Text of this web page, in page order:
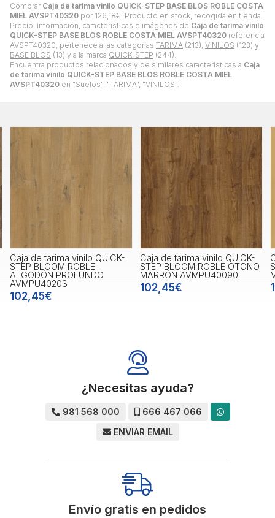
Comprar Caja de tarima vinilo QUICK-STEP BASE BLOS ROBLE COSTA
MIEL AVSPT40320 por 126,18€ . Producto en stock, recogida en tienda.
Precio, información, características e imágenes de Caja de tarima vinilo
QUICK-STEP BASE BLOS ROBLE COSTA MIEL AVSPT40320 referencia
AVSPT40320, pertenece a las categorías TARIMA (213), VINILOS (123) y
BASE BLOS (13) y a la marca QUICK-STEP (244).
Encuentra productos relacionados y de similares características a Caja
de tarima vinilo QUICK-STEP BASE BLOS ROBLE COSTA MIEL
AVSPT40320 en "Suelos", "TARIMA", "VINILOS".
Caja de tarima vinilo QUICK-
STEP BLOOM ROBLE OTOÑO
MARRÓN AVMPU40090
102,45€
Caja de tarima vinilo QUICK-
STEP BLOOM ROBLE PURO
MIEL AVMPU40098
102,45€
¿Necesitas ayuda?
981 568 000
666 467 066
ENVIAR EMAIL
Envío gratis en pedidos